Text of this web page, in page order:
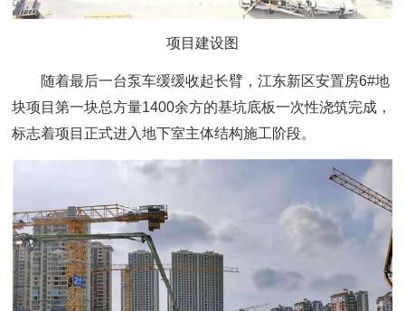
项目建设图
随着最后一台泵车缓缓收起长臂，江东新区安置房6#地
块项目第一块总方量1400余方的基坑底板一次性浇筑完成，
标志着项目正式进入地下室主体结构施工阶段。